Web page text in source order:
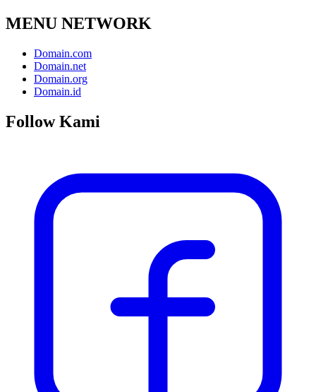
MENU NETWORK
Domain.com
Domain.net
Domain.org
Domain.id
Follow Kami